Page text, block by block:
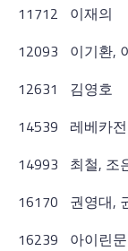
11712
이재의
12093
이기환,
12631
김영호
14539
레베카전
14993
최철, 조
16170
권영대,
16239
아이린문